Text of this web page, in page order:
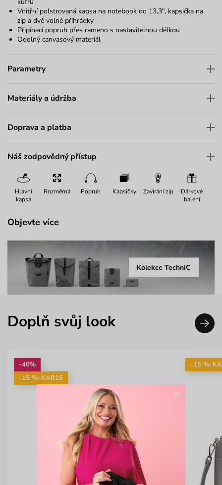
Vnitřní polstrovaná kapsa na notebook do 13,3", kapsička na
zip a dvě volné přihrádky
Připínací popruh přes rameno s nastavitelnou délkou
Odolný canvasový materiál
Parametry
Materiály a údržba
Doprava a platba
Náš zodpovědný přístup
Hlavní
kapsa
Rozměrná Popruh Kapsičky Zavírání zip
Dárkové
balení
Objevte více
Kolekce TechniC
Doplň svůj look
-40%
-15 %: KAB15
-15 %:
×